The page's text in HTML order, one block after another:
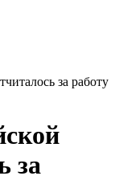
за работу
за